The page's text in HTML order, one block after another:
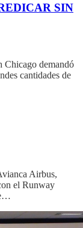
SIN
Chicago demandó
cantidades de
Airbus,
el Runway